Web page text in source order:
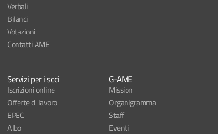
Verbali
Bilanci
Votazioni
Contatti AME
Servizi per i soci
Iscrizioni online
Offerte di lavoro
EPEC
Albo
G-AME
Mission
Organigramma
Staff
Eventi